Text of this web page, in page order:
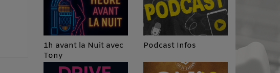
1h avant la Nuit avec
Tony
Podcast Infos